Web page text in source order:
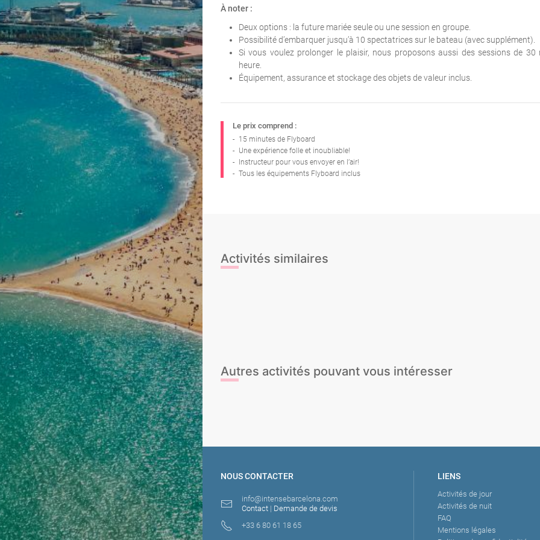
À noter :
Deux options : la future mariée seule ou une session en groupe.
Possibilité d’embarquer jusqu’à 10 spectatrices sur le bateau (avec supplément).
Si vous voulez prolonger le plaisir, nous proposons aussi des sessions de 30
heure.
Équipement, assurance et stockage des objets de valeur inclus.
Le prix comprend :
- 15 minutes de Flyboard
- Une expérience folle et inoubliable!
-
Instructeur pour vous envoyer en l’air!
- Tous les équipements Flyboard inclus
Activités similaires
Autres activités pouvant vous intéresser
NOUS CONTACTER
info@intensebarcelona.com
Contact | Demande de devis
+33 6 80 61 18 65
LIENS
Activités de jour
Activités de nuit
FAQ
Mentions légales